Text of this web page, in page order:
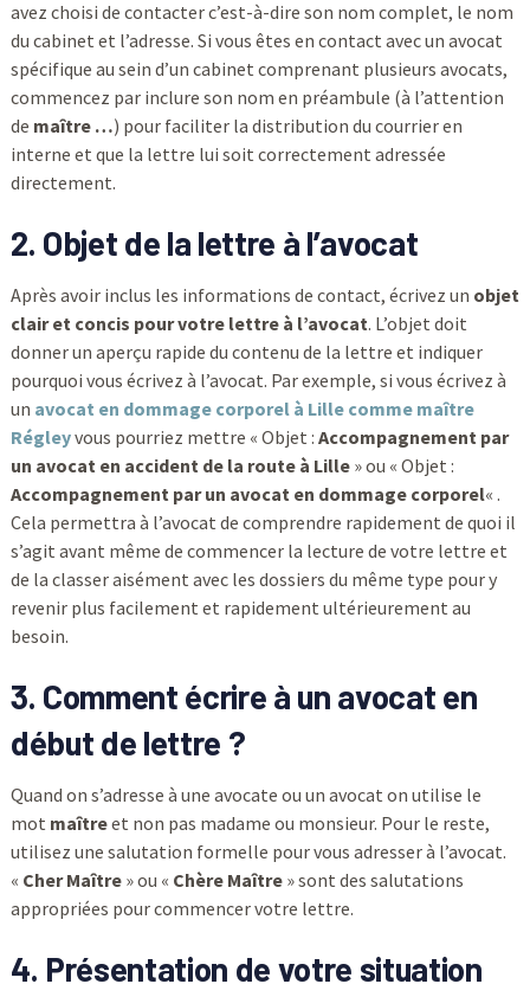
avez choisi de contacter c’est-à-dire son nom complet, le nom
du cabinet et l’adresse. Si vous êtes en contact avec un avocat
spécifique au sein d’un cabinet comprenant plusieurs avocats,
commencez par inclure son nom en préambule (à l’attention
de maître …) pour faciliter la distribution du courrier en
interne et que la lettre lui soit correctement adressée
directement.
2. Objet de la lettre à l’avocat
Après avoir inclus les informations de contact, écrivez un objet
clair et concis pour votre lettre à l’avocat. L’objet doit
donner un aperçu rapide du contenu de la lettre et indiquer
pourquoi vous écrivez à l’avocat. Par exemple, si vous écrivez à
un avocat en dommage corporel à Lille comme maître
Régleyvous pourriez mettre « Objet : Accompagnement par
un avocat en accident de la route à Lille» ou « Objet :
Accompagnement par un avocat en dommage corporel« .
Cela permettra à l’avocat de comprendre rapidement de quoi il
s’agit avant même de commencer la lecture de votre lettre et
de la classer aisément avec les dossiers du même type pour y
revenir plus facilement et rapidement ultérieurement au
besoin.
3. Comment écrire à un avocat en
début de lettre ?
Quand on s’adresse à une avocate ou un avocat on utilise le
mot maîtreet non pas madame ou monsieur. Pour le reste,
utilisez une salutation formelle pour vous adresser à l’avocat.
« Cher Maître» ou « Chère Maître» sont des salutations
appropriées pour commencer votre lettre.
4. Présentation de votre situation